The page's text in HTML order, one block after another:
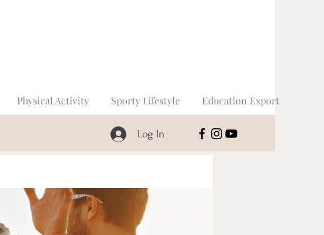
Log In
Physical Activity Sporty Lifestyle Education Export